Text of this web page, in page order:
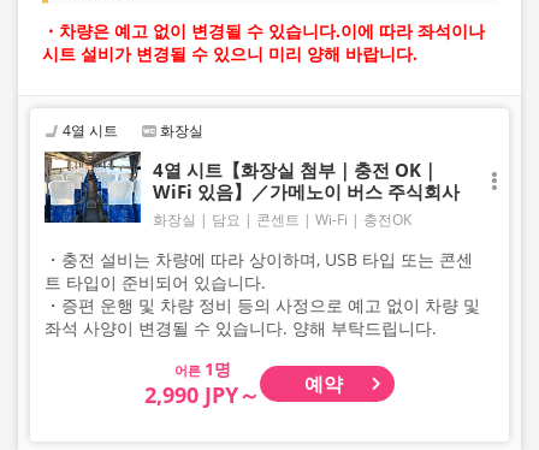
・차량은 예고 없이 변경될 수 있습니다.이에 따라 좌석이나
시트 설비가 변경될 수 있으니 미리 양해 바랍니다.
4열 시트 화장실
4열 시트【화장실 첨부｜충전 OK｜
WiFi 있음】／가메노이 버스 주식회사
화장실 담요 콘센트 Wi-Fi 충전OK
・충전 설비는 차량에 따라 상이하며, USB 타입 또는 콘센
트 타입이 준비되어 있습니다.
・증편 운행 및 차량 정비 등의 사정으로 예고 없이 차량 및
좌석 사양이 변경될 수 있습니다. 양해 부탁드립니다.
어른
2,990 JPY～ 예약